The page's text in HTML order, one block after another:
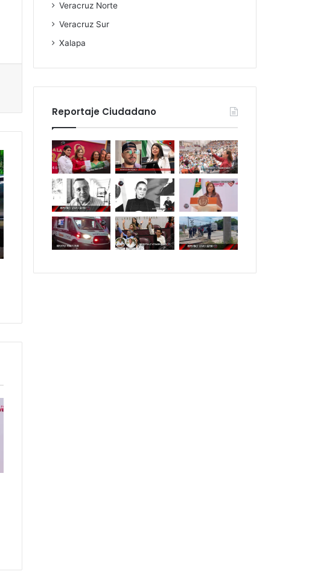
Veracruz Norte
Veracruz Sur
Xalapa
Reportaje Ciudadano